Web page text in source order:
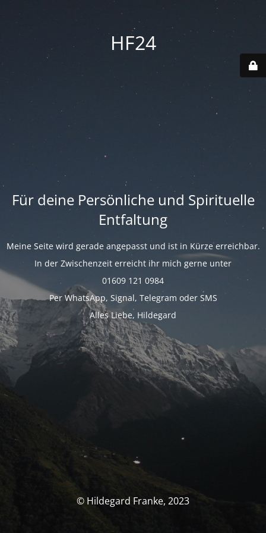
HF24
Für deine Persönliche und Spirituelle
Entfaltung
Meine Seite wird gerade angepasst und ist in Kürze erreichbar.
In der Zwischenzeit erreicht ihr mich gerne unter
01609 121 0984
Per WhatsApp, Signal, Telegram oder SMS
Alles Liebe, Hildegard
© Hildegard Franke, 2023